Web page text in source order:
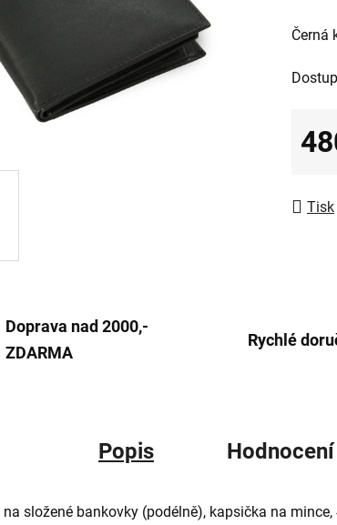
0,0
Černá
Tisk
Doprava nad 2000,-
ZDARMA
Rychlé
Popis Hodnocení
složené bankovky (podélně), kapsička na mince,